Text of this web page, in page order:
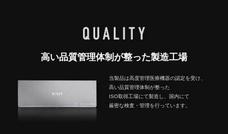
高い品質管理体制が整った製造工場
当製品は高度管理医療機器の認定を受け、
高い品質管理体制が整った
ISO取得工場にて製造し、国内にて
厳密な検査・管理を行っています。